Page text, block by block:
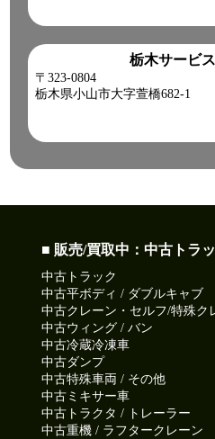
栃木サービ
〒323-0804
栃木県小山市大字萱橋682-1
■ 販売/買取中：中古トラ
中古トラック
中古平ボディ / ダブルキャブ
中古クレーン・セルフ/特殊ク
中古ウィング / バン
中古冷蔵冷凍車
中古ダンプ
中古特殊車両 / その他
中古ミキサー車
中古トラクタ / トレーラー
中古重機 / ラフタークレーン